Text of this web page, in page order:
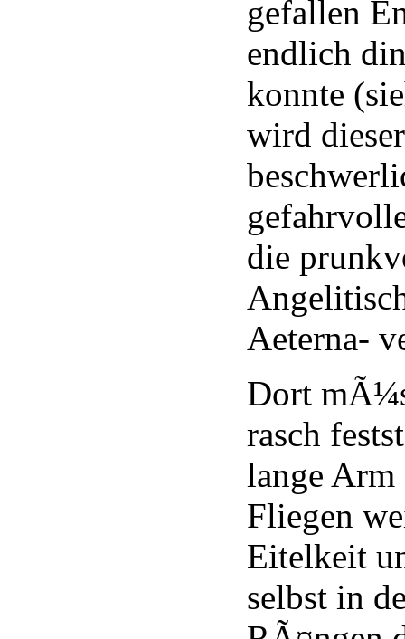
gefallen
endlich
konnte
wird
die
Aeterna-
Dort
rasch
lange Arm
Fliegen
Eitelkeit
selbst in